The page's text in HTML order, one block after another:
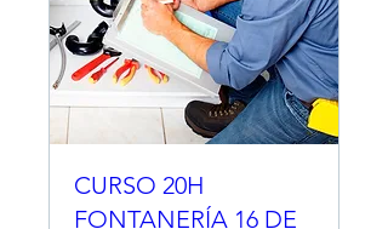
CURSO 20H
FONTANERÍA 16 DE